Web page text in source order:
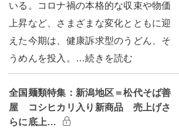
いる。コロナ禍の本格的な収束や物価
上昇など、さまざまな変化とともに迎
えた今期は、健康訴求型のうどん、そ
うめんを投入。…続きを読む
全国麺類特集：新潟地区＝松代そば善
屋 コシヒカリ入り新商品 売上げさ
らに底上…